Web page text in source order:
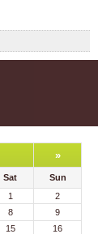
»
Sat
Sun
1
2
8
9
15
16